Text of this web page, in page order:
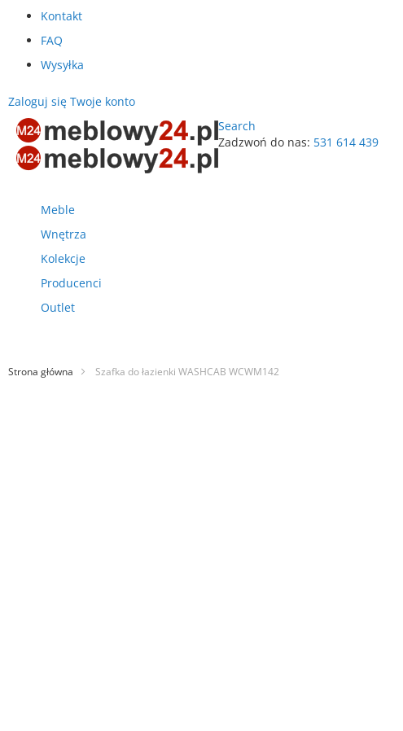
Kontakt
FAQ
Wysyłka
Zaloguj się Twoje konto
Search
Zadzwoń do nas: 531 614 439
Meble
Wnętrza
Kolekcje
Producenci
Outlet
Strona główna Szafka do łazienki WASHCAB WCWM142